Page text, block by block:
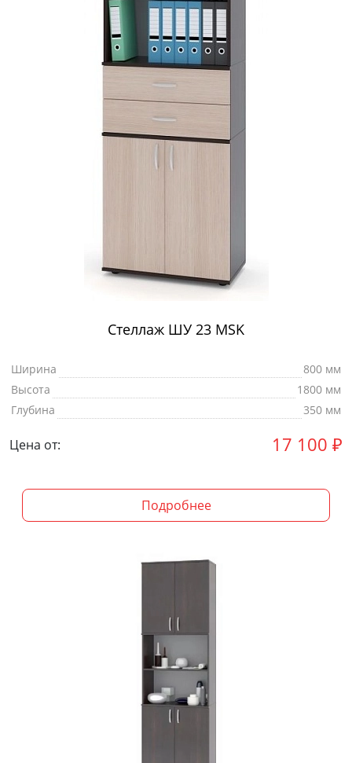
Стеллаж ШУ 23 MSK
Ширина
800 мм
Высота
1800 мм
Глубина
350 мм
Цена от: 17 100 ₽
Подробнее